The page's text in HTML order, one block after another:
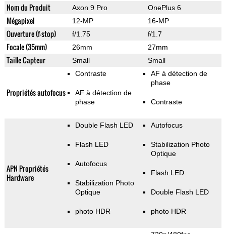
Nom du Produit Axon 9 Pro OnePlus 6
Mégapixel 12-MP 16-MP
Ouverture (f-stop) f/1.75 f/1.7
Focale (35mm) 26mm 27mm
Taille Capteur Small Small
Propriétés autofocus
Contraste
AF à détection de
phase
AF à détection de
phase
Contraste
APN Propriétés
Hardware
Double Flash LED
Flash LED
Autofocus
Stabilization Photo
Optique
photo HDR
Autofocus
Stabilization Photo
Optique
Flash LED
Double Flash LED
photo HDR